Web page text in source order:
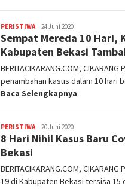
PERISTIWAadmin
24 Juni 2020
Sempat Mereda 10 Hari,
Kabupaten Bekasi
BERITACIKARANG.COM,
penambahan kasus dalam 10
Baca Selengkapnya
PERISTIWAadmin
20 Juni 2020
8 Hari Nihil Kasus Baru
Bekasi
BERITACIKARANG.COM,
19 di Kabupaten Bekasi tersisa 15